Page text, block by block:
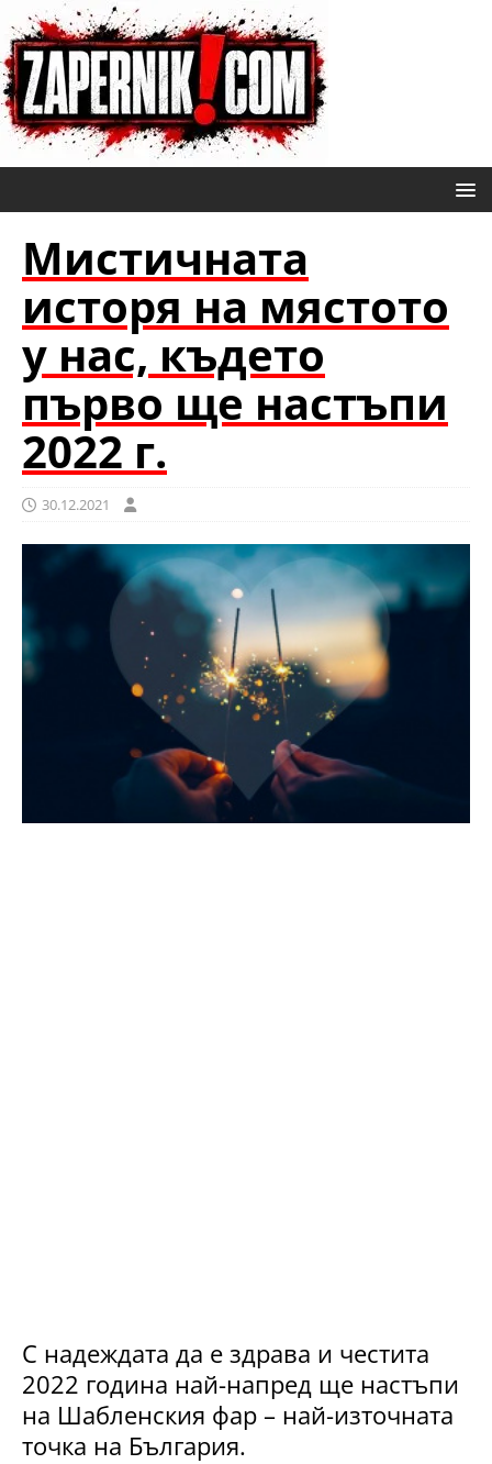
Мистичната
исторя на мястото
у нас, където
първо ще настъпи
2022 г.
30.12.2021
С надеждата да е здрава и честита
2022 година най-напред ще настъпи
на Шабленския фар – най-източната
точка на България.